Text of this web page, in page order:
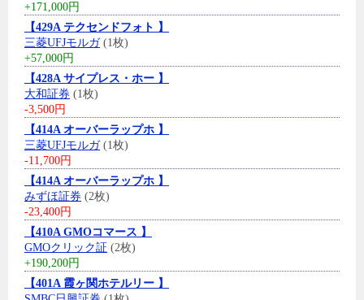
+171,000円
【429A テクセンドフォト 】
三菱UFJモルガ(1枚)
+57,000円
【428A サイプレス・ホー 】
大和証券 (1枚)
-3,500円
【414A オーバーラップホ 】
三菱UFJモルガ(1枚)
-11,700円
【414A オーバーラップホ 】
みずほ証券 (2枚)
-23,400円
【410A GMOコマース 】
GMOクリック証 (2枚)
+190,200円
【401A 霞ヶ関ホテルリー 】